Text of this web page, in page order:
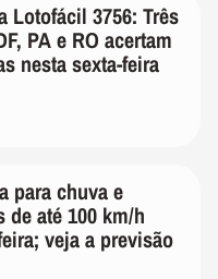
Lotofácil 3756: Três
PA e RO acertam
nesta sexta-feira
para chuva e
de até 100 km/h
veja a previsão